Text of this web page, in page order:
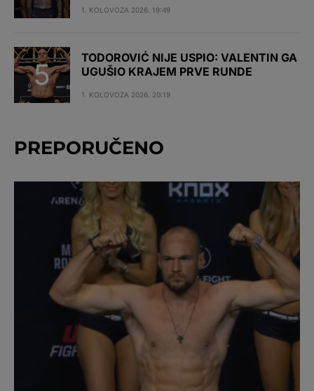
1. KOLOVOZA 2026. 19:49
TODOROVIĆ NIJE USPIO: VALENTIN GA
UGUŠIO KRAJEM PRVE RUNDE
1. KOLOVOZA 2026. 20:19
PREPORUČENO